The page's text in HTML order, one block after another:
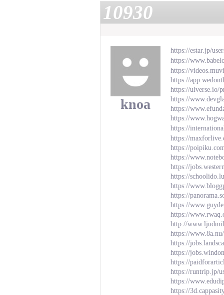
10930
knoa
https://estar.jp/
https://
https://
https://
https://uiverse.io/
https://
https://
https://
https://
https://
https://
https://
https://
https://
https://
https://
https://
https://
http://
https://
https://
https://
https://
https://runtrip.jp/
https://
https://